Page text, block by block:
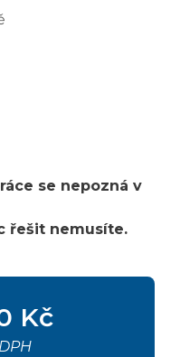
se nepozná v
řešit nemusíte.
Kč